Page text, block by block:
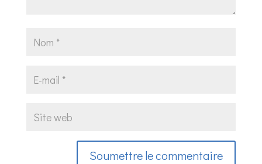
Soumettre le commentaire